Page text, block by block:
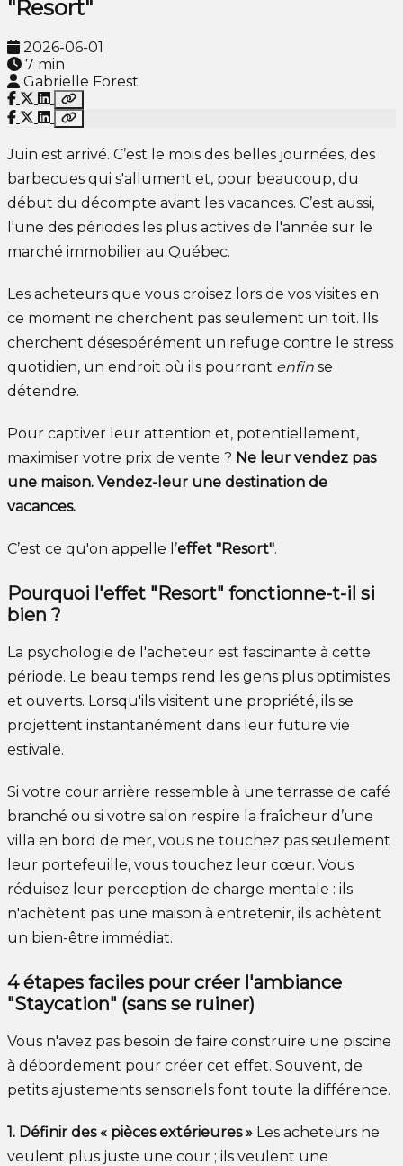
"Resort"
2026-06-01
7 min
Gabrielle Forest
Juin est arrivé. C’est le mois des belles journées, des
barbecues qui s'allument et, pour beaucoup, du
début du décompte avant les vacances. C’est aussi,
l'une des périodes les plus actives de l'année sur le
marché immobilier au Québec.
Les acheteurs que vous croisez lors de vos visites en
ce moment ne cherchent pas seulement un toit. Ils
cherchent désespérément un refuge contre le stress
quotidien, un endroit où ils pourront enfin se
détendre.
Pour captiver leur attention et, potentiellement,
maximiser votre prix de vente ? Ne leur vendez pas
une maison. Vendez-leur une destination de
vacances.
C’est ce qu'on appelle l’effet "Resort".
Pourquoi l'effet "Resort" fonctionne-t-il si
bien ?
La psychologie de l'acheteur est fascinante à cette
période. Le beau temps rend les gens plus optimistes
et ouverts. Lorsqu'ils visitent une propriété, ils se
projettent instantanément dans leur future vie
estivale.
Si votre cour arrière ressemble à une terrasse de café
branché ou si votre salon respire la fraîcheur d’une
villa en bord de mer, vous ne touchez pas seulement
leur portefeuille, vous touchez leur cœur. Vous
réduisez leur perception de charge mentale : ils
n'achètent pas une maison à entretenir, ils achètent
un bien-être immédiat.
4 étapes faciles pour créer l'ambiance
"Staycation" (sans se ruiner)
Vous n'avez pas besoin de faire construire une piscine
à débordement pour créer cet effet. Souvent, de
petits ajustements sensoriels font toute la différence.
1. Définir des « pièces extérieures » Les acheteurs ne
veulent plus juste une cour ; ils veulent une